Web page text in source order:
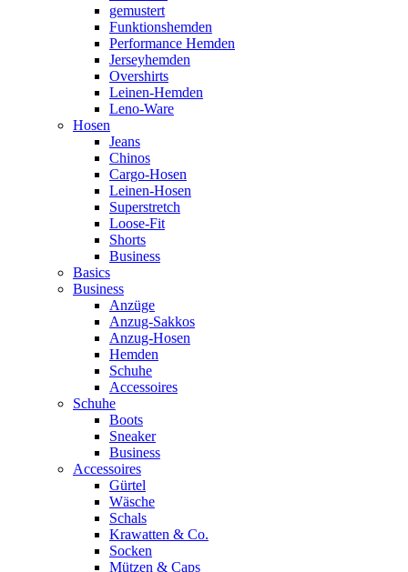
gemustert
Funktionshemden
Performance Hemden
Jerseyhemden
Overshirts
Leinen-Hemden
Leno-Ware
Hosen
Jeans
Chinos
Cargo-Hosen
Leinen-Hosen
Superstretch
Loose-Fit
Shorts
Business
Basics
Business
Anzüge
Anzug-Sakkos
Anzug-Hosen
Hemden
Schuhe
Accessoires
Schuhe
Boots
Sneaker
Business
Accessoires
Gürtel
Wäsche
Schals
Krawatten & Co.
Socken
Mützen & Caps